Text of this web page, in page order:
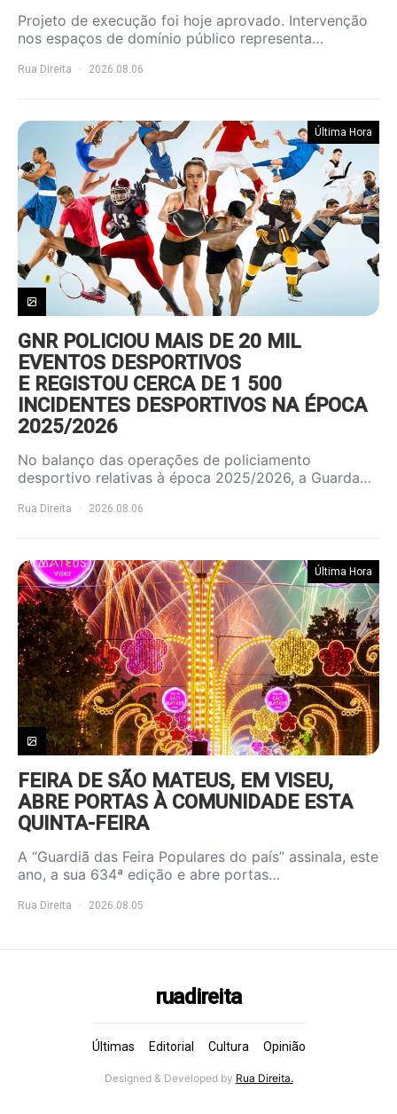
Projeto de execução foi hoje aprovado. Intervenção
nos espaços de domínio público representa…
Rua Direita 2026.08.06
Última Hora
GNR POLICIOU MAIS DE 20 MIL
EVENTOS DESPORTIVOS
E REGISTOU CERCA DE 1 500
INCIDENTES DESPORTIVOS NA ÉPOCA
2025/2026
No balanço das operações de policiamento
desportivo relativas à época 2025/2026, a Guarda…
Rua Direita 2026.08.06
Última Hora
FEIRA DE SÃO MATEUS, EM VISEU,
ABRE PORTAS À COMUNIDADE ESTA
QUINTA-FEIRA
A “Guardiã das Feira Populares do país” assinala, este
ano, a sua 634ª edição e abre portas…
Rua Direita 2026.08.05
ruadireita
Últimas Editorial Cultura Opinião
Designed & Developed by Rua Direita.